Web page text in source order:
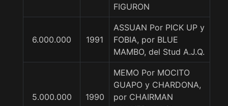
FIGURON
6.000.000 1991
ASSUAN Por PICK UP y
FOBIA, por BLUE
MAMBO, del Stud A.J.Q.
5.000.000 1990
MEMO Por MOCITO
GUAPO y CHARDONA,
por CHAIRMAN